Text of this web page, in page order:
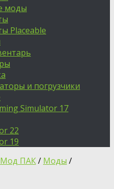
моды
Placeable
и погрузчики
Simulator 17
22
19
Мод ПАК/ Моды /